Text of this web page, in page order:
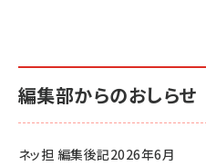
編集部からのおしらせ
ネッ担 編集後記2026年6月